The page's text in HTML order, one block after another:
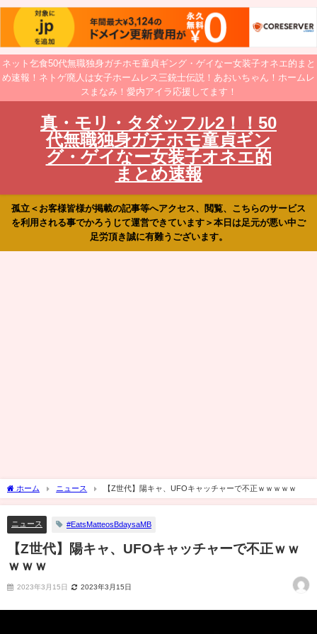
ネット乞食50代無職独身ガチホモ童貞ギング・ゲイなー女装子オネエ的まと
め速報！ネトゲ廃人は女子ホームレス三銃士伝説！あおいちゃん！ホームレ
スまなみ！愛内アイラ応援してます！
真・モリ・タダッフル2！！50
代無職独身ガチホモ童貞ギン
グ・ゲイなー女装子オネエ的
まとめ速報
孤立＜お客様皆様が掲載の記事等へアクセス、閲覧、こちらのサービス
を利用される事でかろうじて運営できています＞本日は足元が悪い中ご
足労頂き誠に有難うございます。
ホーム ニュース 【Z世代】陽キャ、UFOキャッチャーで不正ｗｗｗｗｗ
ニュース #EatsMatteosBdaysaMB
【Z世代】陽キャ、UFOキャッチャーで不正ｗｗ
ｗｗｗ
2023年3月15日 2023年3月15日